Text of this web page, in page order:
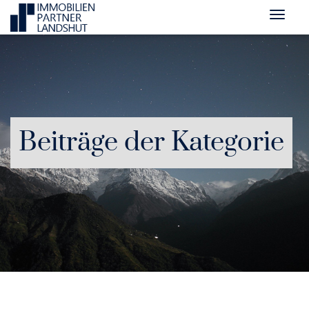
Beiträge der Kategorie